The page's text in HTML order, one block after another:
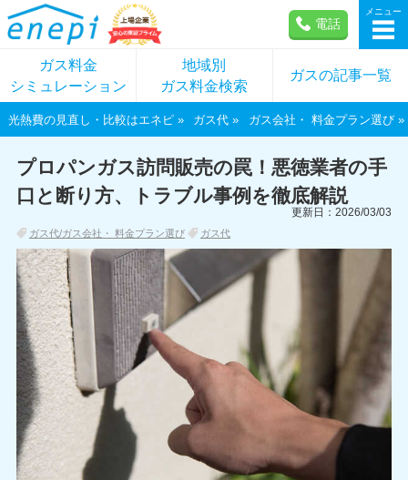
電話
メニュー
ガス料金
シミュレーション
地域別
ガス料金検索
ガスの記事一覧
光熱費の見直し・比較はエネピ ガス代 ガス会社・ 料金プラン選び
プロパンガス訪問販売の罠！悪徳業者の手
口と断り方、トラブル事例を徹底解説
ガス代/ガス会社・ 料金プラン選び ガス代
更新日：2026/03/03